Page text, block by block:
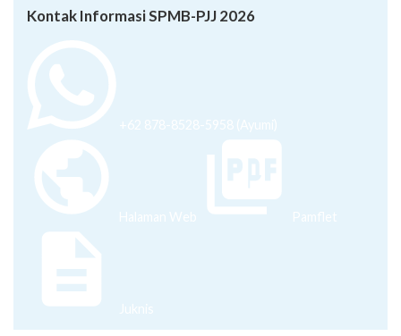
Kontak Informasi SPMB-PJJ 2026
+62 878-8528-5958 (Ayumi)
Halaman Web Pamflet
Juknis